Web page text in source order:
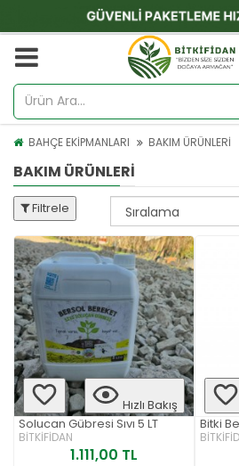
BAHÇE EKİPMANLARI BAKIM ÜRÜNLERİ
BAKIM ÜRÜNLERİ
Filtrele
Hızlı Bakış
Solucan Gübresi Sıvı 5 LT
BİTKİFİDAN
1.111,00 TL
Bitki